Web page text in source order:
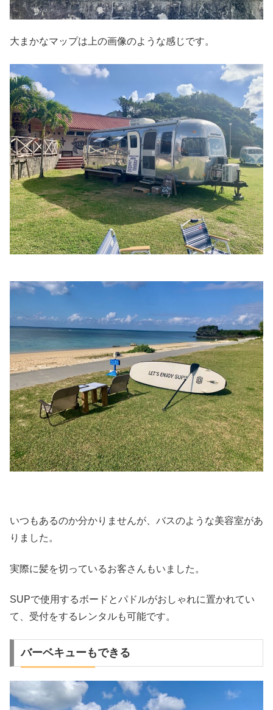
大まかなマップは上の画像のような感じです。
いつもあるのか分かりませんが、バスのような美容室があ
りました。
実際に髪を切っているお客さんもいました。
SUPで使用するボードとパドルがおしゃれに置かれてい
て、受付をするレンタルも可能です。
バーベキューもできる